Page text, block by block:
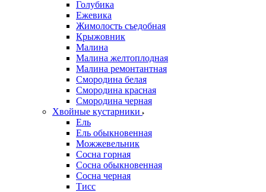
Голубика
Ежевика
Жимолость съедобная
Крыжовник
Малина
Малина желтоплодная
Малина ремонтантная
Смородина белая
Смородина красная
Смородина черная
Хвойные кустарники
Ель
Ель обыкновенная
Можжевельник
Сосна горная
Сосна обыкновенная
Сосна черная
Тисс